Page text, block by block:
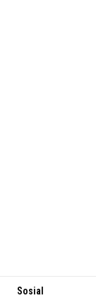
Sosial